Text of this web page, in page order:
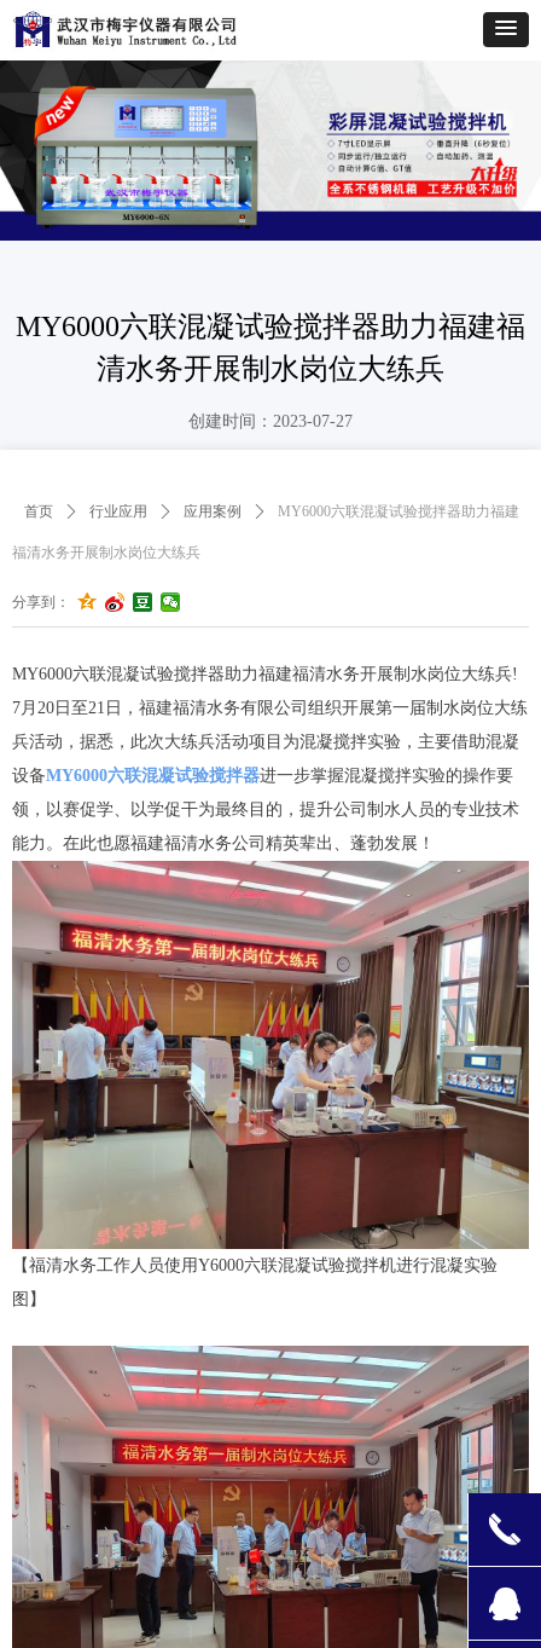
MY6000六联混凝试验搅拌器助力福建福
清水务开展制水岗位大练兵
MY6000六联混凝试验搅拌器助力福建福清水务开展制水岗位大练兵!
7月20日至21日，福建福清水务有限公司组织开展第一届制水岗位大练
兵活动，据悉，此次大练兵活动项目为混凝搅拌实验，主要借助混凝
设备MY6000六联混凝试验搅拌器进一步掌握混凝搅拌实验的操作要
领，以赛促学、以学促干为最终目的，提升公司制水人员的专业技术
能力。在此也愿福建福清水务公司精英辈出、蓬勃发展！
【福清水务工作人员使用Y6000六联混凝试验搅拌机进行混凝实验
图】
首页 ꄲ 行业应用 ꄲ 应用案例 ꄲ MY6000六联混凝试验搅拌器助力福建
福清水务开展制水岗位大练兵
分享到：
创建时间： 2023-07-27
끅
뀩